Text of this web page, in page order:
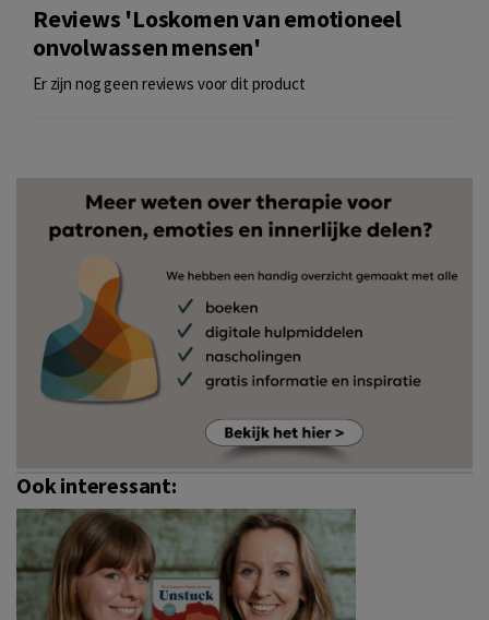
Reviews 'Loskomen van emotioneel
onvolwassen mensen'
Er zijn nog geen reviews voor dit product
Ook interessant: